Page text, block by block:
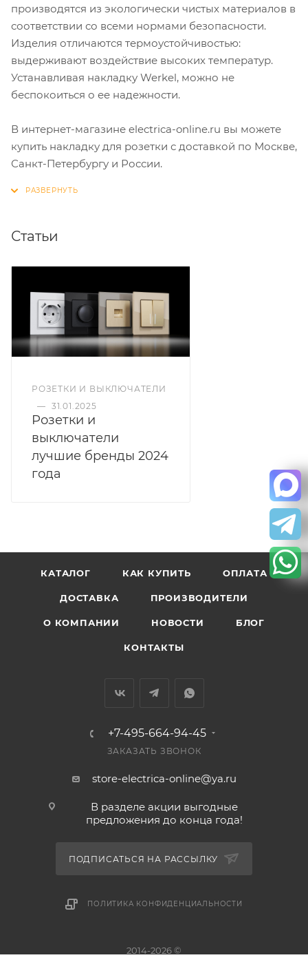
производятся из экологически чистых материалов в
соответствии со всеми нормами безопасности.
Изделия отличаются термоустойчивостью:
выдерживают воздействие высоких температур.
Устанавливая накладку Werkel, можно не
беспокоиться о ее надежности.
В интернет-магазине electrica-online.ru вы можете
купить накладку для розетки с доставкой по Москве,
Санкт-Петербургу и России.
Статьи
РОЗЕТКИ И ВЫКЛЮЧАТЕЛИ
— 31.01.2025
Розетки и
выключатели
лучшие бренды 2024
года
КАТАЛОГ КАК КУПИТЬ ОПЛАТА
ДОСТАВКА ПРОИЗВОДИТЕЛИ
О КОМПАНИИ НОВОСТИ БЛОГ
КОНТАКТЫ
+7-495-664-94-45
ЗАКАЗАТЬ ЗВОНОК
store-electrica-online@ya.ru
В разделе акции выгодные
предложения до конца года!
ПОДПИСАТЬСЯ НА РАССЫЛКУ
ПОЛИТИКА КОНФИДЕНЦИАЛЬНОСТИ
2014-2026 ©